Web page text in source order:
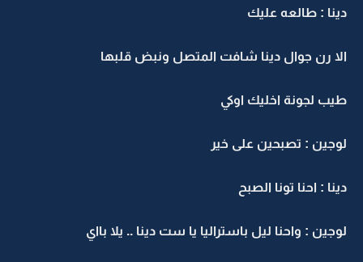
دينا : طالعه عليك
الا رن جوال دينا شافت المتصل ونبض قلبها
طيب لجونة اخليك اوكي
لوجين : تصبحين على خير
دينا : احنا تونا الصبح
لوجين : واحنا ليل باستراليا يا ست دينا .. يلا بااي